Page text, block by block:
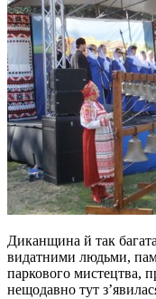
Диканщина й так
видатними людьми,
паркового мистецтва,
нещодавно тут